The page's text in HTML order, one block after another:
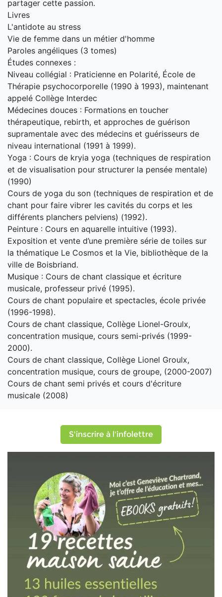
partager cette passion.
Livres
L'antidote au stress
Vie de femme dans un métier d'homme
Paroles angéliques (3 tomes)
Études connexes :
Niveau collégial : Praticienne en Polarité, École de
Thérapie psychocorporelle (1990 à 1993), maintenant
appelé Collège Interdec
Médecines douces : Formations en toucher
thérapeutique, rebirth, et approches de guérison
supramentale avec des médecins et guérisseurs de
niveau international (1991 à 1999).
Yoga : Cours de kryia yoga (techniques de respiration
et de visualisation pour structurer la pensée mentale)
(1990)
Cours de yoga du son (techniques de respiration et de
chant pour faire vibrer les cavités du corps et les
différents planchers pelviens) (1992).
Peinture : Cours en aquarelle intuitive (1993).
Exposition et vente d’une première série de toiles sur
la thématique Le Cosmos et la Vie, bibliothèque de la
ville de Boisbriand.
Musique : Cours de chant classique et écriture
musicale, professeur privé (1995).
Cours de chant populaire et spectacles, école privée
(1996-1998).
Cours de chant classique, Collège Lionel-Groulx,
concentration musique, cours semi-privés (1999-
2000).
Cours de chant classique, Collège Lionel Groulx,
concentration musique, cours de groupe, (2000-2007)
Cours de chant semi privés et cours d'écriture
musicale (2008)
S'inscrire à l'infolettre